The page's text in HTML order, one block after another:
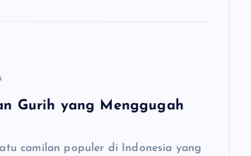
Gurih yang Menggugah
camilan populer di Indonesia yang